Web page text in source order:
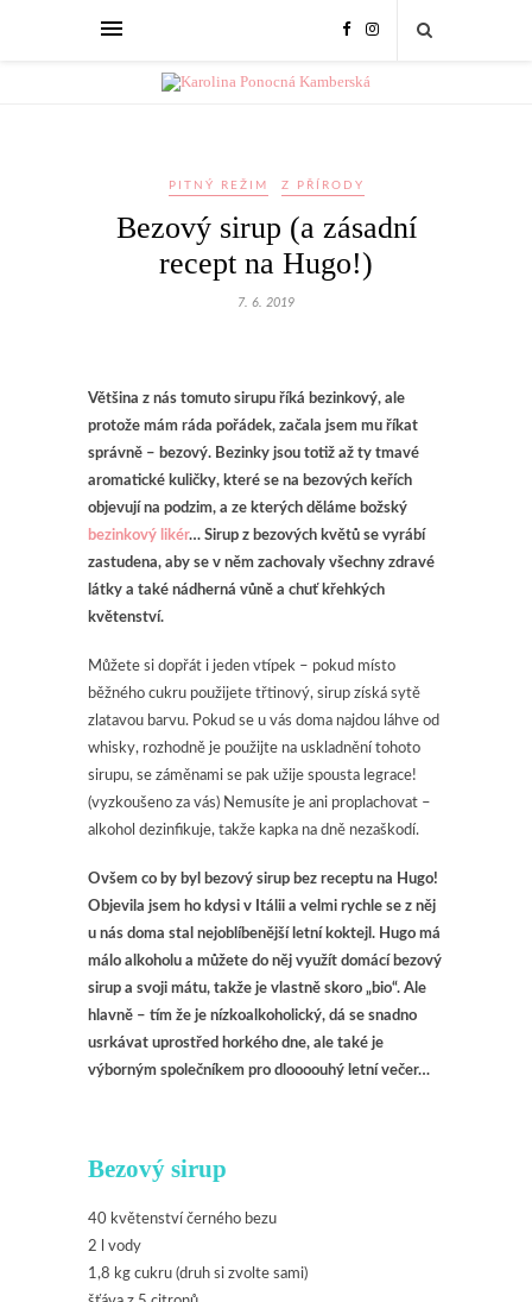
PITNÝ REŽIM Z PŘÍRODY
Bezový sirup (a zásadní
recept na Hugo!)
7. 6. 2019
Většina z nás tomuto sirupu říká bezinkový, ale
protože mám ráda pořádek, začala jsem mu říkat
správně – bezový. Bezinky jsou totiž až ty tmavé
aromatické kuličky, které se na bezových keřích
objevují na podzim, a ze kterých děláme božský
bezinkový likér… Sirup z bezových květů se vyrábí
zastudena, aby se v něm zachovaly všechny zdravé
látky a také nádherná vůně a chuť křehkých
květenství.
Můžete si dopřát i jeden vtípek – pokud místo
běžného cukru použijete třtinový, sirup získá sytě
zlatavou barvu. Pokud se u vás doma najdou láhve od
whisky, rozhodně je použijte na uskladnění tohoto
sirupu, se záměnami se pak užije spousta legrace!
(vyzkoušeno za vás) Nemusíte je ani proplachovat –
alkohol dezinfikuje, takže kapka na dně nezaškodí.
Ovšem co by byl bezový sirup bez receptu na Hugo!
Objevila jsem ho kdysi v Itálii a velmi rychle se z něj
u nás doma stal nejoblíbenější letní koktejl. Hugo má
málo alkoholu a můžete do něj využít domácí bezový
sirup a svoji mátu, takže je vlastně skoro „bio“. Ale
hlavně – tím že je nízkoalkoholický, dá se snadno
usrkávat uprostřed horkého dne, ale také je
výborným společníkem pro dloooouhý letní večer…
Bezový sirup
40 květenství černého bezu
2 l vody
1,8 kg cukru (druh si zvolte sami)